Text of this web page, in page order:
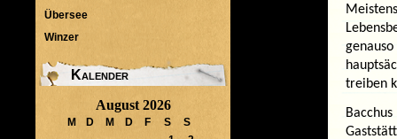
treiben
Übersee
Winzer
Kalender
August 2026
M D M D F S
S